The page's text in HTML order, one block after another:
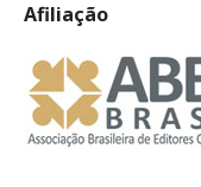
Afiliação